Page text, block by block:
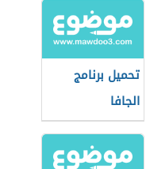
تحميل برنامج
الجافا